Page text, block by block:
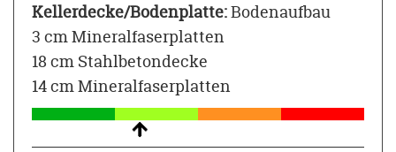
Kellerdecke/Bodenplatte:Bodenaufbau
3 cm Mineralfaserplatten
18 cm Stahlbetondecke
14 cm Mineralfaserplatten